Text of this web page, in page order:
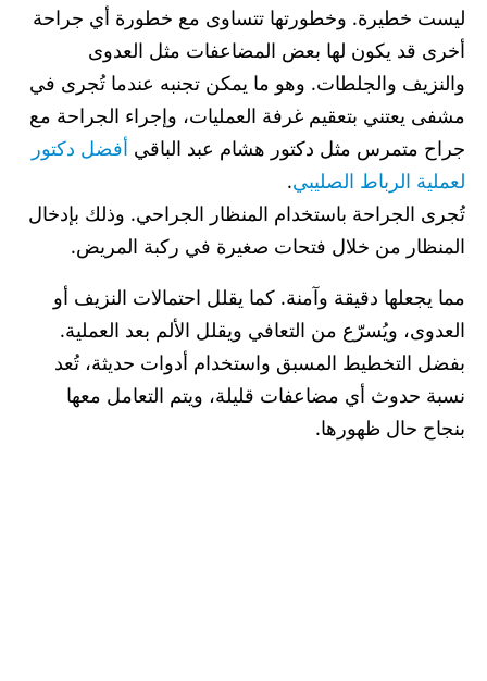
ليست خطيرة. وخطورتها تتساوى مع خطورة أي جراحة
أخرى قد يكون لها بعض المضاعفات مثل العدوى
والنزيف والجلطات. وهو ما يمكن تجنبه عندما تُجرى في
مشفى يعتني بتعقيم غرفة العمليات، وإجراء الجراحة مع
جراح متمرس مثل دكتور هشام عبد الباقي أفضل دكتور
لعملية الرباط الصليبي.
تُجرى الجراحة باستخدام المنظار الجراحي. وذلك بإدخال
المنظار من خلال فتحات صغيرة في ركبة المريض.
مما يجعلها دقيقة وآمنة. كما يقلل احتمالات النزيف أو
العدوى، ويُسرّع من التعافي ويقلل الألم بعد العملية.
بفضل التخطيط المسبق واستخدام أدوات حديثة، تُعد
نسبة حدوث أي مضاعفات قليلة، ويتم التعامل معها
بنجاح حال ظهورها.